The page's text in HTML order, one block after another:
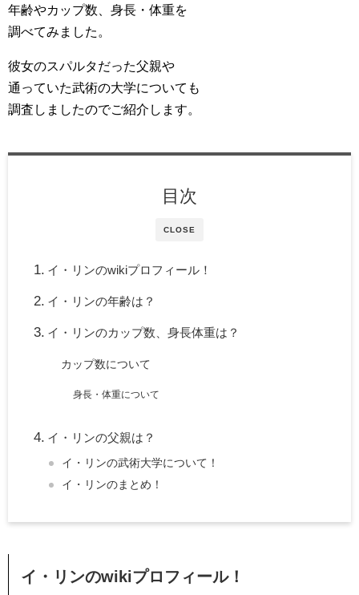
年齢やカップ数、身長・体重を
調べてみました。
彼女のスパルタだった父親や
通っていた武術の大学についても
調査しましたのでご紹介します。
CLOSE
目次
イ・リンのwikiプロフィール！
イ・リンの年齢は？
イ・リンのカップ数、身長体重は？
カップ数について
身長・体重について
イ・リンの父親は？
イ・リンの武術大学について！
イ・リンのまとめ！
イ・リンのwikiプロフィール！